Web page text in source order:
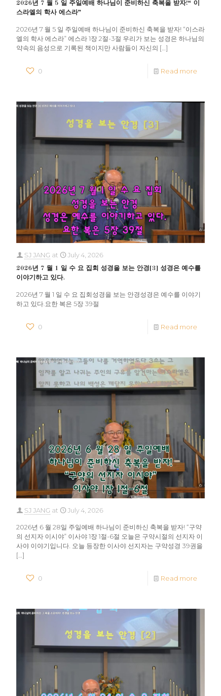
2026년 7 월 5 일 주일예배 하나님이 준비하신 축복을 받자!“ 이
스라엘의 학사 에스라”
2026년 7 월 5 일 주일예배 하나님이 준비하신 축복을 받자! “이스라
엘의 학사 에스라” 에스라 1장 2절-3절 우리가 보는 성경은 하나님의
약속의 음성으로 기록된 책이지만 사람들이 자신의 […]
0 Read more
SJ JANG at July 4, 2026
2026년 7 월 1 일 수 요 집회 성경을 보는 안경[3] 성경은 예수를
이야기하고 있다.
2026년 7 월 1 일 수 요 집회성경을 보는 안경성경은 예수를 이야기
하고 있다.요한 복은 5장 39절
0 Read more
SJ JANG at July 4, 2026
2026년 6 월 28일 주일예배 하나님이 준비하신 축복을 받자! “구약
의 선지자 이시야” 이사야 1장 1절-6절 오늘은 구약시절의 선지자 이
사야 이야기입니다. 오늘 등장한 이사야 선지자는 구약성경 39권을
[…]
0 Read more